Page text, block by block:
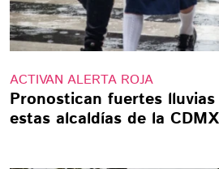
ACTIVAN ALERTA ROJA
Pronostican fuertes
estas alcaldías de la CDMX